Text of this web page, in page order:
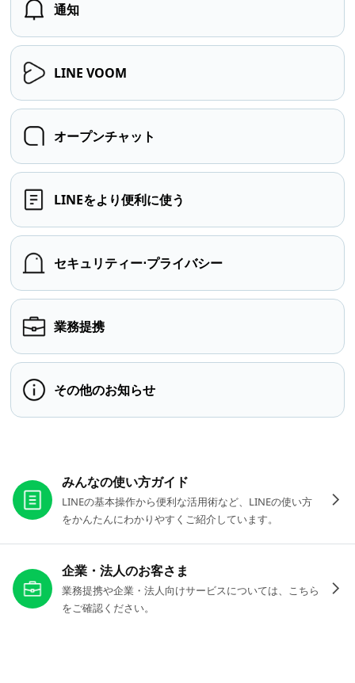
通知
LINE VOOM
オープンチャット
LINEをより便利に使う
セキュリティー⋅プライバシー
業務提携
その他のお知らせ
みんなの使い方ガイド
LINEの基本操作から便利な活用術など、LINEの使い方
をかんたんにわかりやすくご紹介しています。
企業・法人のお客さま
業務提携や企業・法人向けサービスについては、こちら
をご確認ください。